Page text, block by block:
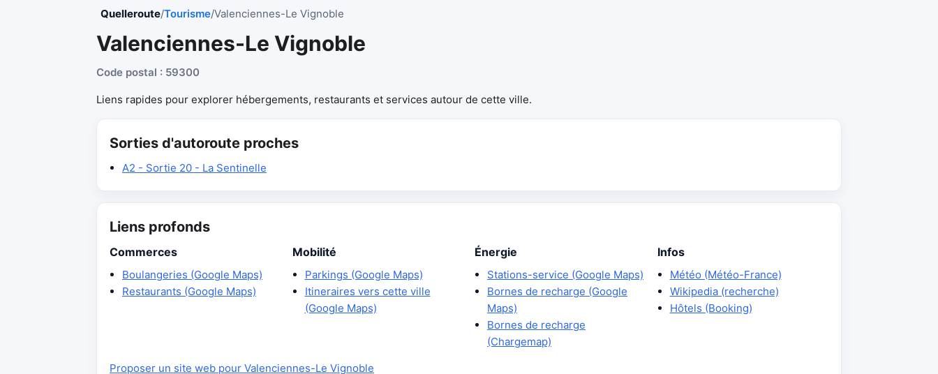
Quelleroute/Tourisme/Valenciennes-Le Vignoble
Valenciennes-Le Vignoble
Code postal : 59300
Liens rapides pour explorer hébergements, restaurants et services autour de cette ville.
Sorties d'autoroute proches
A2 - Sortie 20 - La Sentinelle
Liens profonds
Commerces
Boulangeries (Google Maps)
Restaurants (Google Maps)
Mobilité
Parkings (Google Maps)
Itineraires vers cette ville
(Google Maps)
Énergie
Stations-service (Google Maps)
Bornes de recharge (Google
Maps)
Bornes de recharge
(Chargemap)
Infos
Météo (Météo-France)
Wikipedia (recherche)
Hôtels (Booking)
Proposer un site web pour Valenciennes-Le Vignoble